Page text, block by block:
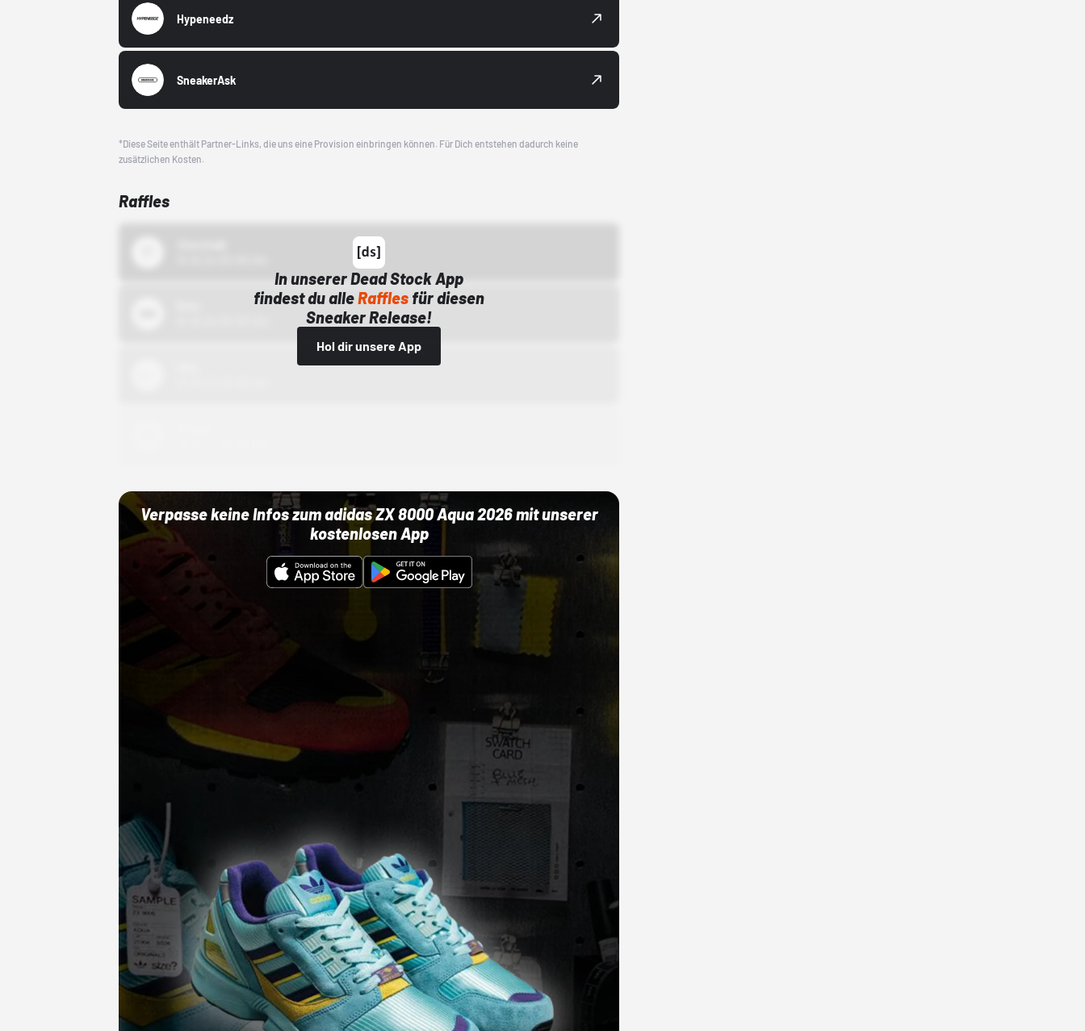
Hypeneedz
SneakerAsk
*Diese Seite enthält Partner-Links, die uns eine Provision einbringen können. Für Dich entstehen dadurch keine
zusätzlichen Kosten.
Raffles
In unserer Dead Stock App
findest du alleRaffles für diesen
Sneaker Release!
Hol dir unsere App
Verpasse keine Infos zum adidas ZX 8000 Aqua 2026 mit unserer
kostenlosen App